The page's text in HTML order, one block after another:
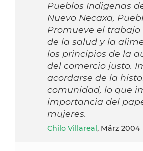
Pueblos Indigenas
Nuevo Necaxa,
Promueve el
de la salud y la
los principios de la
del comercio justo.
acordarse de la
comunidad, lo que
importancia del
mujeres.
Chilo Villareal , März 2004